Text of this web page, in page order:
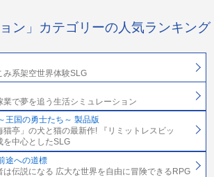
ン」カテゴリーの人気ランキング
み系架空世界体験SLG
で夢を追う生活シミュレーション
王国の勇士たち～ 製品版
猫亭」の犬と猫の最新作! 『リミットレスビッ
を中心としたSLG
途への道標
は伝説になる 広大な世界を自由に冒険できるRPG